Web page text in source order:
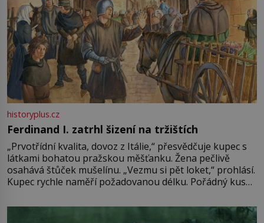
historyplus.cz
Ferdinand I. zatrhl šizení na tržištích
„Prvotřídní kvalita, dovoz z Itálie,“ přesvědčuje kupec s
látkami bohatou pražskou měšťanku. Žena pečlivě
osahává štůček mušelínu. „Vezmu si pět loket,“ prohlásí.
Kupec rychle naměří požadovanou délku. Pořádný kus
milostpaní. Stačí jenom na sukni,“ zhodnotí švadlena
množství růžového mušelínu. „Ošidili vás, podívejte.“